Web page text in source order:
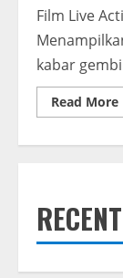
Film Live
kabar
Read More